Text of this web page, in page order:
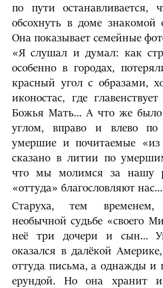
по пути останавливается,
обсохнуть в доме знакомой
Она показывает семейные
«Я слушал и думал: как
особенно в городах,
красный угол с образами,
иконостас, где
Божья Мать… А что же
углом, вправо и влево по
умершие и почитаемые
сказано в литии по
что мы молимся за нашу
«оттуда» благословляют
Старуха, тем временем,
необычной судьбе «своего
неё три дочери и сын…
оказался в далёкой
оттуда письма, а однажды и
ерундой. Но она хранит